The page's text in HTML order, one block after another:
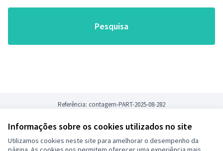
Informações sobre os cookies utilizados no site
Utilizamos cookies neste site para amelhorar o desempenho da
Pesquisa
Referência: contagem-PART-2025-08-282
Termos de serviço
Configurações de cookies